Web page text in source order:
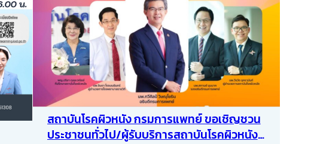
สถาบันโรคผิวหนัง กรมการแพทย์ ขอเชิญชวน
ประชาชนทั่วไป/ผู้รับบริการสถาบันโรคผิวหนัง